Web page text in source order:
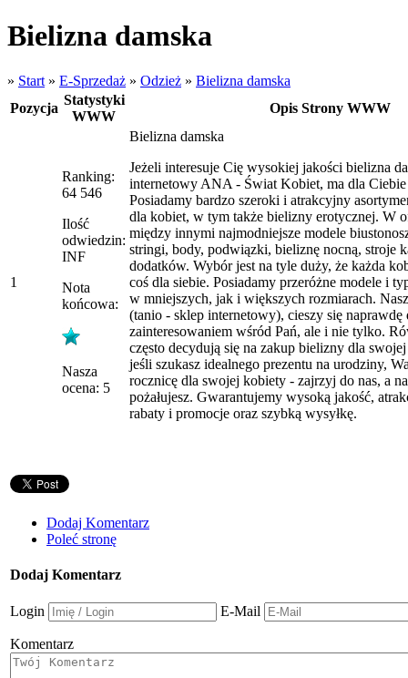
Bielizna damska
» Start » E-Sprzedaż » Odzież » Bielizna damska
Pozycja
Statystyki
WWW
Opis Strony WWW
1
Ranking:
64 546
Ilość
odwiedzin:
INF
Nota
końcowa:
Nasza
ocena: 5
Bielizna damska
Jeżeli interesuje Cię wysokiej jakości bielizna
internetowy ANA - Świat Kobiet, ma dla Ciebie
Posiadamy bardzo szeroki i atrakcyjny
dla kobiet, w tym także bielizny erotycznej. W
między innymi najmodniejsze modele
stringi, body, podwiązki, bieliznę nocną, stroje
dodatków. Wybór jest na tyle duży, że każda
coś dla siebie. Posiadamy przeróżne modele i
w mniejszych, jak i większych rozmiarach.
(tanio - sklep internetowy), cieszy się naprawdę
zainteresowaniem wśród Pań, ale i nie tylko.
często decydują się na zakup bielizny dla
jeśli szukasz idealnego prezentu na urodziny,
rocznicę dla swojej kobiety - zajrzyj do nas, a
pożałujesz. Gwarantujemy wysoką jakość,
rabaty i promocje oraz szybką wysyłkę.
Dodaj Komentarz
Poleć stronę
Dodaj Komentarz
Login E-Mail
Komentarz